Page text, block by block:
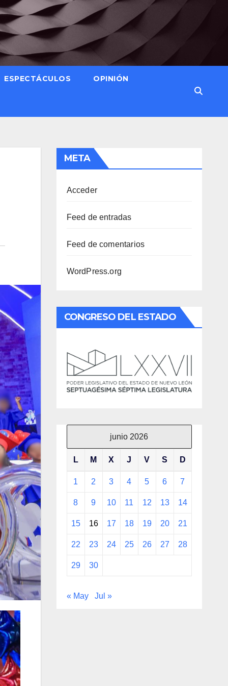
ESPECTÁCULOS OPINIÓN
META
Acceder
Feed de entradas
Feed de comentarios
WordPress.org
CONGRESO DEL ESTADO
junio 2026
L M X J V S D
1 2 3 4 5 6 7
8 9 10 11 12 13 14
15 16 17 18 19 20 21
22 23 24 25 26 27 28
29 30
« May Jul »